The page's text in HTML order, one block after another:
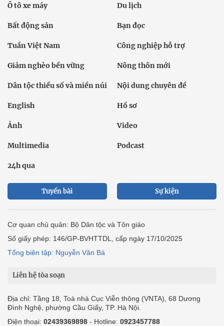
Ô tô xe máy Du lịch
Bất động sản Bạn đọc
Tuần Việt Nam Công nghiệp hỗ trợ
Giảm nghèo bền vững Nông thôn mới
Dân tộc thiểu số và miền núi Nội dung chuyên đề
English Hồ sơ
Ảnh Video
Multimedia Podcast
24h qua
Tuyến bài Sự kiện
Cơ quan chủ quản: Bộ Dân tộc và Tôn giáo
Số giấy phép: 146/GP-BVHTTDL, cấp ngày 17/10/2025
Tổng biên tập: Nguyễn Văn Bá
Liên hệ tòa soạn
Địa chỉ: Tầng 18, Toà nhà Cục Viễn thông (VNTA), 68 Dương
Đình Nghệ, phường Cầu Giấy, TP. Hà Nội.
Điện thoại: 02439369898 - Hotline: 0923457788